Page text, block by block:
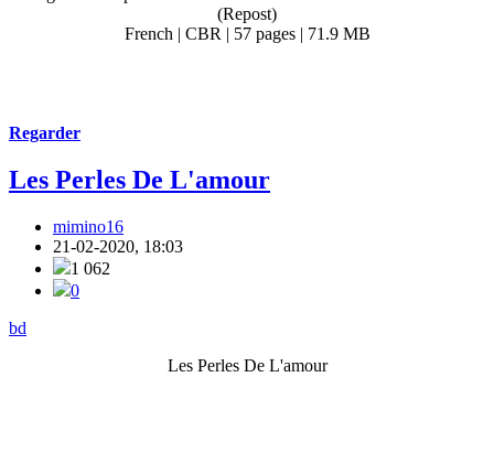
(Repost)
French | CBR | 57 pages | 71.9 MB
Regarder
Les Perles De L'amour
mimino16
21-02-2020, 18:03
1 062
0
bd
Les Perles De L'amour